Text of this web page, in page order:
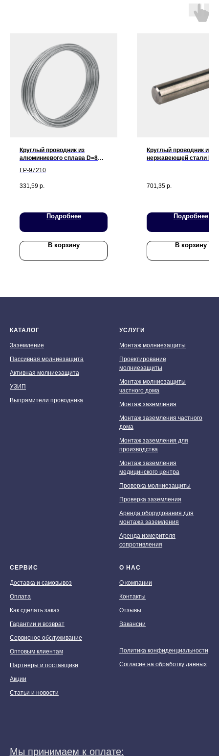
Круглый проводник из
алюминиевого сплава D=8
FP-97210
331,59 р.
Подробнее
В корзину
Круглый проводник из
нержавеющей стали
701,35 р.
Подробнее
В корзину
КАТАЛОГ
Заземление
Пассивная молниезащита
Активная молниезащита
УЗИП
Выпрямители проводника
УСЛУГИ
Монтаж молниезащиты
Проектирование
молниезащиты
Монтаж молниезащиты
частного дома
Монтаж заземления
Монтаж заземления частного
дома
Монтаж заземления для
производства
Монтаж заземления
медицинского центра
Проверка молниезащиты
Проверка заземления
Аренда оборудования для
монтажа заземления
Аренда измерителя
сопротивления
СЕРВИС
Доставка и самовывоз
Оплата
Как сделать заказ
Гарантии и возврат
Сервисное обслуживание
Оптовым клиентам
Партнеры и поставщики
Акции
Статьи и новости
О НАС
О компании
Контакты
Отзывы
Вакансии
Политика конфиденциальности
Согласие на обработку данных
Мы принимаем к оплате: